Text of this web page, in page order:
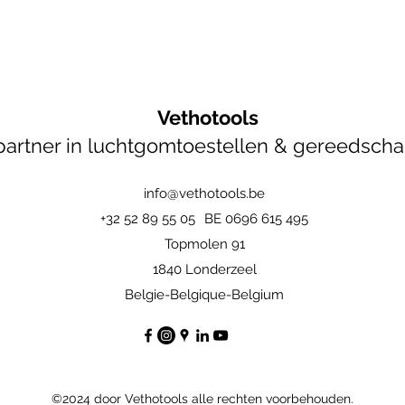
Vethotools
in luchtgomtoestellen &
info@vethotools.be
+32 52 89 55 05
BE 0696 615 495
Topmolen 91
1840 Londerzeel
Belgie-Belgique-Belgium
©2024 door Vethotools alle rechten voorbehouden.